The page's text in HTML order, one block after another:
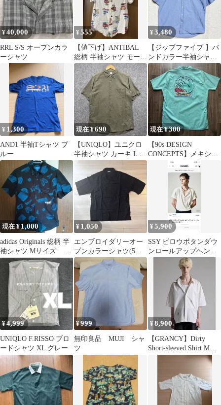
¥40,000
RRL S/S オープンカラ
ーシャツ
¥555
【値下げ】ANTIBAL
総柄 半袖シャツ モーテ
ル柄 FREEサイズ
¥3,480
【ジップファイブ 】バ
ンドカラー半袖シャツ
S 水色 コットン100%メ
ンズ美品
¥ 1,300
AND1 半袖Tシャツ ブ
ルー
現在 ¥690
【UNIQLO】ユニクロ
半袖シャツ カーキ L シ
現在 ¥300
【90s DESIGN
CONCEPTS】メキシコ
切手風プリント 開襟シ
現在 ¥ 1,000
adidas Originals 総柄 半
袖シャツ Mサイズ 古
着 リメイク
¥ 1,050
エンブロイダリーオー
プンカラーシャツ(5分
袖) GU 未使用品
¥5,900
SSY ビロウボタンダウ
ンロールアップヘンリ
ーネックTシャツ
¥4,999
UNIQLO F.RISSO ブロ
ードシャツ XL グレー
¥999
無印良品 MUJI シャ
ツ
¥8,900
【GRANCY】Dirty
Short-sleeved Shirt Mサ